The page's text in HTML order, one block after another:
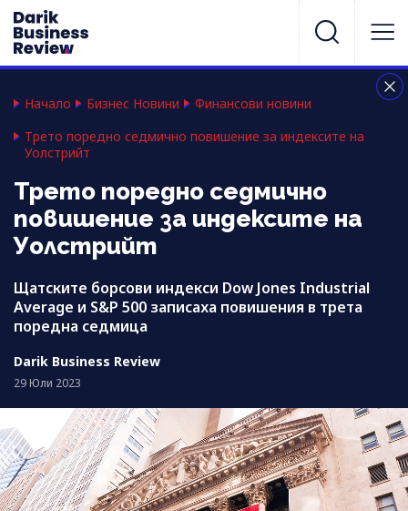
Начало Бизнес Новини
Финансови новини
Трето поредно седмично повишение за индексите на
Уолстрийт
Трето поредно седмично
повишение за индексите на
Уолстрийт
Щатските борсови индекси Dow Jones Industrial
Average и S&P 500 записаха повишения в трета
поредна седмица
Darik Business Review
29 Юли 2023